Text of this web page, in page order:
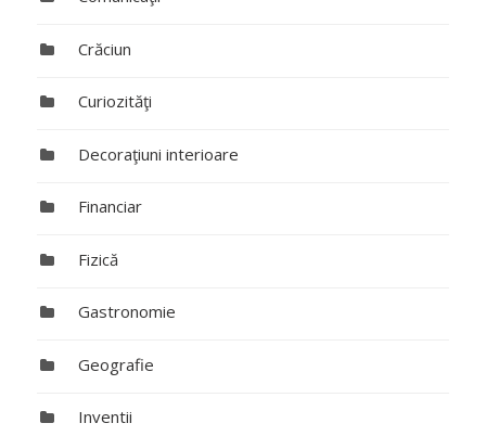
Crăciun
Curiozităţi
Decoraţiuni interioare
Financiar
Fizică
Gastronomie
Geografie
Inventii